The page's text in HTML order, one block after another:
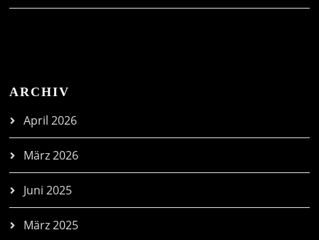
ARCHIV
April 2026
März 2026
Juni 2025
März 2025